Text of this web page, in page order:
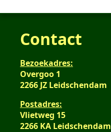
g
a
t
n
g
n
a
t
i
n
s
a
e
n
v
a
t
t
s
a
m
e
n
v
a
Contact
Bezoekadres:
Overgoo 1
2266 JZ Leidschendam
Postadres:
Vlietweg 15
2266 KA Leidschendam